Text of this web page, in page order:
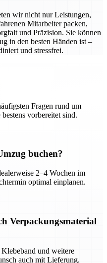
wir nicht nur Leistungen,
Mitarbeiter packen,
und Präzision. Sie können
in den besten Händen ist –
und stressfrei.
Fragen rund um
vorbereitet sind.
buchen?
2–4 Wochen im
optimal einplanen.
Verpackungsmaterial
und weitere
auch mit Lieferung.